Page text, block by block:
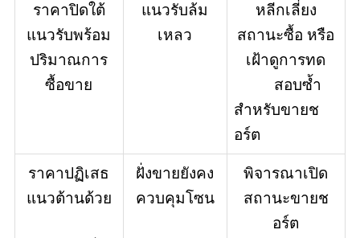
ราคาปิดใต้
แนวรับพร้อม
ปริมาณการ
ซื้อขาย
แนวรับล้ม
เหลว
หลีกเลี่ยง
สถานะซื้อ หรือ
เฝ้าดูการทด
สำหรับขายช
อร์ต
ราคาปฏิเสธ
แนวต้านด้วย
ฝั่งขายยังคง
ควบคุมโซน
พิจารณาเปิด
สถานะขายช
อร์ต